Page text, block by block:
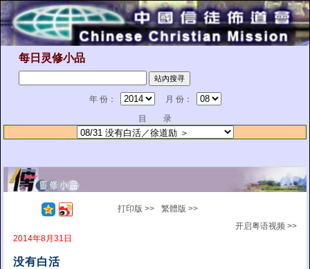
每日灵修小品
年 份：
月 份：
目 录
打印版 >>
繁體版 >>
开启粤语视频 >>
2014年8月31日
没有白活